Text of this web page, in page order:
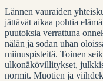
Lännen vauraiden
jättävät aikaa pohtia
puutoksia verrattuna
nälän ja sodan uhan
miinuspisteitä. Toinen
ulkonäkövillitykset,
normit. Muotien ja